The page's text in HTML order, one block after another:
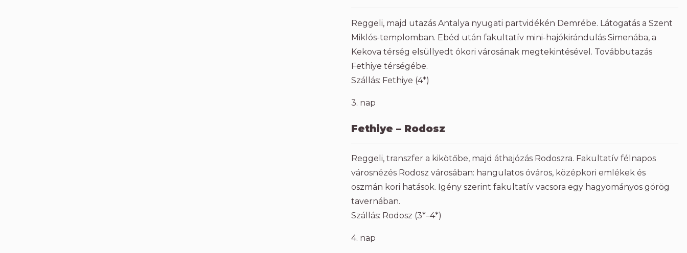
Reggeli, majd utazás Antalya nyugati partvidékén Demrébe. Látogatás a Szent
Miklós-templomban. Ebéd után fakultatív mini-hajókirándulás Simenába, a
Kekova térség elsüllyedt ókori városának megtekintésével. Továbbutazás
Fethiye térségébe.
Szállás: Fethiye (4*)
3. nap
Fethiye – Rodosz
Reggeli, transzfer a kikötőbe, majd áthajózás Rodoszra. Fakultatív félnapos
városnézés Rodosz városában: hangulatos óváros, középkori emlékek és
oszmán kori hatások. Igény szerint fakultatív vacsora egy hagyományos görög
tavernában.
Szállás: Rodosz (3*–4*)
4. nap